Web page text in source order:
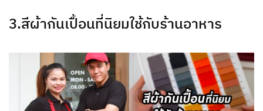
3.สีผ้ากันเปื้อนที่นิยมใช้กับร้านอาหาร